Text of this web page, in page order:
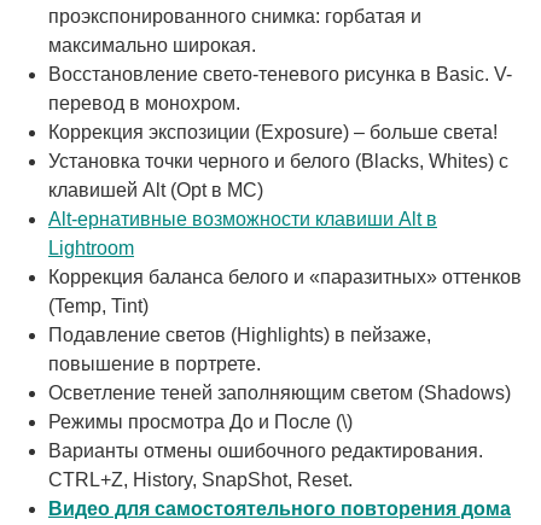
проэкспонированного снимка: горбатая и
максимально широкая.
Восстановление свето-теневого рисунка в Basic. V-
перевод в монохром.
Коррекция экспозиции (Exposure) – больше света!
Установка точки черного и белого (Blacks, Whites) с
клавишей Alt (Opt в MC)
Alt-ернативные возможности клавиши Alt в
Lightroom
Коррекция баланса белого и «паразитных» оттенков
(Temp, Tint)
Подавление светов (Highlights) в пейзаже,
повышение в портрете.
Осветление теней заполняющим светом (Shadows)
Режимы просмотра До и После (\)
Варианты отмены ошибочного редактирования.
CTRL+Z, History, SnapShot, Reset.
Видео для самостоятельного повторения дома